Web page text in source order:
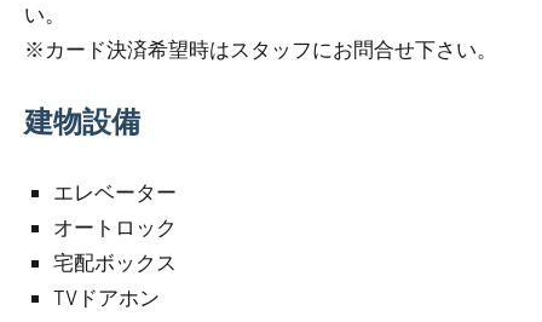
い。
※カード決済希望時はスタッフにお問合せ下さい。
建物設備
エレベーター
オートロック
宅配ボックス
TVドアホン